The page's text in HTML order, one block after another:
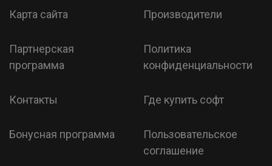
Карта сайта Производители
Партнерская
программа
Политика
конфиденциальности
Контакты Где купить софт
Бонусная программа
Пользовательское
соглашение